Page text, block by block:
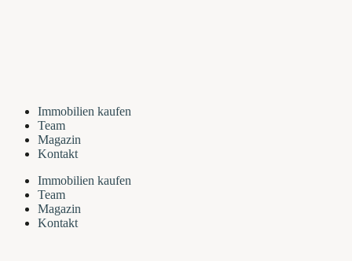
Immobilien kaufen
Team
Magazin
Kontakt
Immobilien kaufen
Team
Magazin
Kontakt